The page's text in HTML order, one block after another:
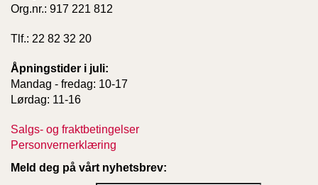
Org.nr.: 917 221 812
Tlf.: 22 82 32 20
Åpningstider i juli:
Mandag - fredag: 10-17
Lørdag: 11-16
Salgs- og fraktbetingelser
Personvernerklæring
Meld deg på vårt nyhetsbrev: